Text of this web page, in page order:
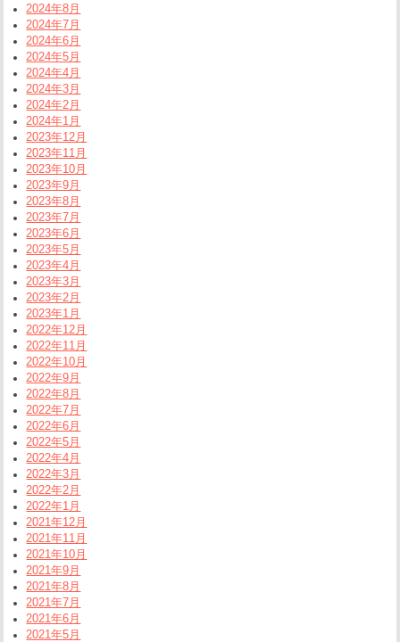
2024年8月
2024年7月
2024年6月
2024年5月
2024年4月
2024年3月
2024年2月
2024年1月
2023年12月
2023年11月
2023年10月
2023年9月
2023年8月
2023年7月
2023年6月
2023年5月
2023年4月
2023年3月
2023年2月
2023年1月
2022年12月
2022年11月
2022年10月
2022年9月
2022年8月
2022年7月
2022年6月
2022年5月
2022年4月
2022年3月
2022年2月
2022年1月
2021年12月
2021年11月
2021年10月
2021年9月
2021年8月
2021年7月
2021年6月
2021年5月